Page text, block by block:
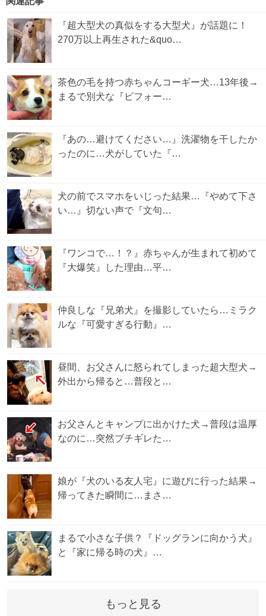
『超大型犬の真似をする大型犬』が話題に！
270万以上再生された&quo…
茶色の毛を持つ赤ちゃんコーギー犬…13年後→
まるで別犬な『ビフォー…
『あの…避けてください…』洗濯物を干したか
ったのに…犬がしていた『…
犬の前でスマホをいじった結果…『やめて下さ
い…』切ない声で『文句…
『ワンコで…！？』赤ちゃんが生まれて初めて
『大爆笑』した理由…平…
仲良しな『兄弟犬』を撮影していたら…ミラク
ルな『可愛すぎる行動』…
昼間、お父さんに怒られてしまった超大型犬→
外出から帰ると…普段と…
お父さんとキャンプに出かけた犬→普段は温厚
なのに…突然ブチギレた…
娘が『犬のいる友人宅』に遊びに行った結果→
帰ってきた瞬間に…まさ…
まるで小さな子供？『ドッグランに向かう犬』
と『家に帰る時の犬』…
もっと見る